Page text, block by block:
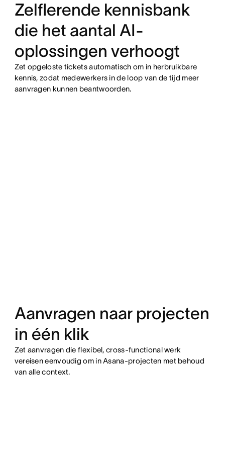
Zelflerende kennisbank
die het aantal AI-
oplossingen verhoogt
Zet opgeloste tickets automatisch om in herbruikbare
kennis, zodat medewerkers in de loop van de tijd meer
aanvragen kunnen beantwoorden.
Aanvragen naar projecten
in één klik
Zet aanvragen die flexibel, cross-functional werk
vereisen eenvoudig om in Asana-projecten met behoud
van alle context.